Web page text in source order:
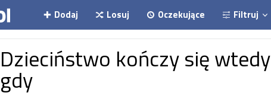
Dodaj Losuj Oczekujące Filtruj
Dzieciństwo kończy się wtedy
gdy